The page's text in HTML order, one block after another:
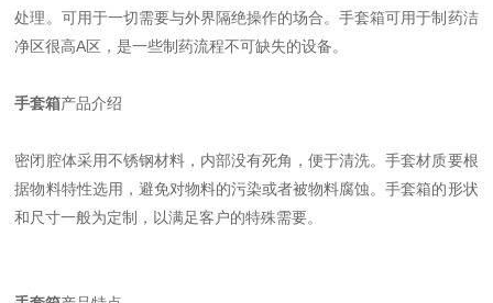
处理。可用于一切需要与外界隔绝操作的场合。手套箱可用于制药洁
净区很高A区，是一些制药流程不可缺失的设备。
手套箱产品介绍
密闭腔体采用不锈钢材料，内部没有死角，便于清洗。手套材质要根
据物料特性选用，避免对物料的污染或者被物料腐蚀。手套箱的形状
和尺寸一般为定制，以满足客户的特殊需要。